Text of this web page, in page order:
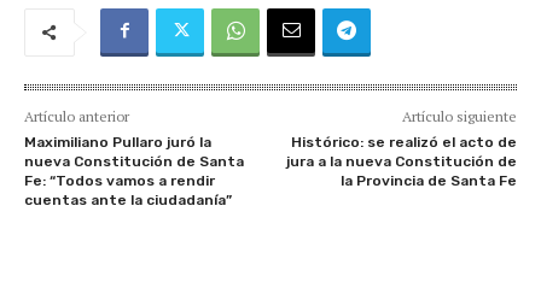
Artículo anterior
Maximiliano Pullaro juró la
nueva Constitución de Santa
Fe: “Todos vamos a rendir
cuentas ante la ciudadanía”
Artículo siguiente
Histórico: se realizó el acto de
jura a la nueva Constitución de
la Provincia de Santa Fe